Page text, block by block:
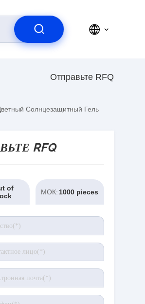
Отправьте RFQ
Солнцезащитный Гель
RFQ
of
МОК: 1000 pieces